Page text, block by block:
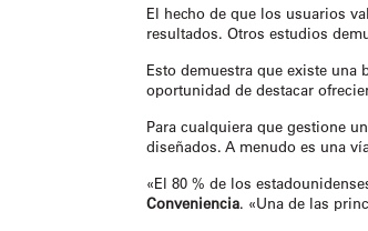
El hecho de que los usuarios
resultados. Otros estudios
Esto demuestra que existe
oportunidad de destacar
Para cualquiera que gestione
diseñados. A menudo es una
«El 80 % de los
Conveniencia. «Una de las